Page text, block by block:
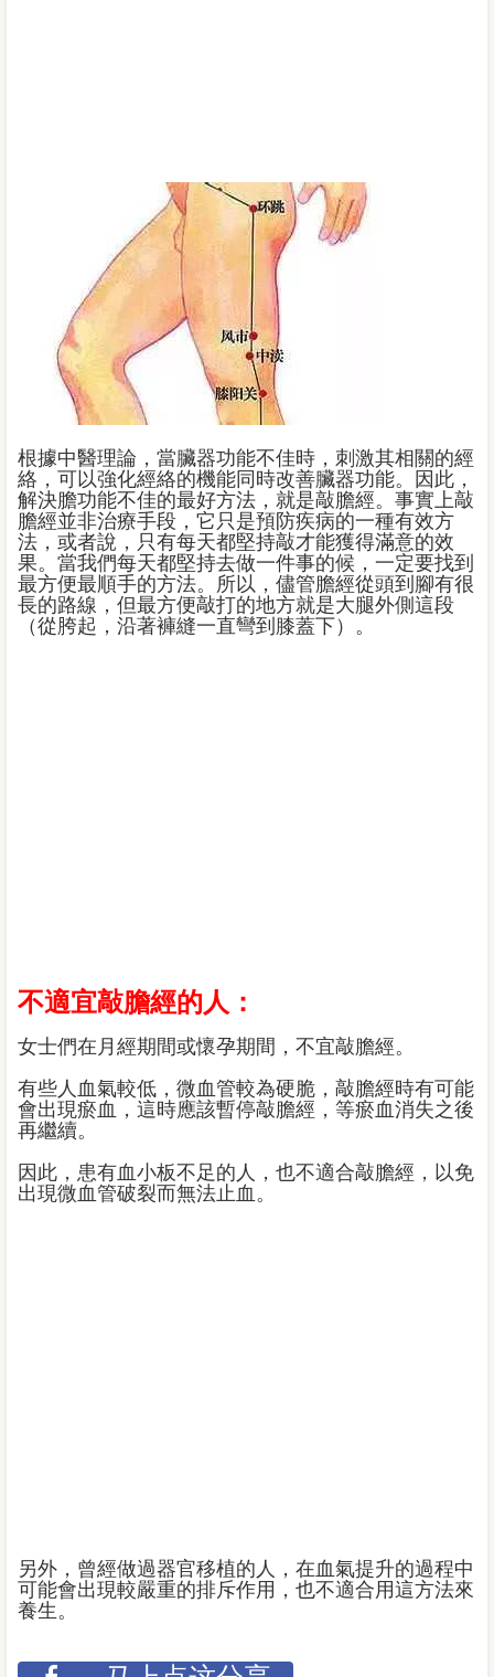
根據中醫理論，當臟器功能不佳時，刺激其相關的經
絡，可以強化經絡的機能同時改善臟器功能。因此，
解決膽功能不佳的最好方法，就是敲膽經。事實上敲
膽經並非治療手段，它只是預防疾病的一種有效方
法，或者說，只有每天都堅持敲才能獲得滿意的效
果。當我們每天都堅持去做一件事的候，一定要找到
最方便最順手的方法。所以，儘管膽經從頭到腳有很
長的路線，但最方便敲打的地方就是大腿外側這段
（從胯起，沿著褲縫一直彎到膝蓋下）。
不適宜敲膽經的人：
女士們在月經期間或懷孕期間，不宜敲膽經。
有些人血氣較低，微血管較為硬脆，敲膽經時有可能
會出現瘀血，這時應該暫停敲膽經，等瘀血消失之後
再繼續。
因此，患有血小板不足的人，也不適合敲膽經，以免
出現微血管破裂而無法止血。
另外，曾經做過器官移植的人，在血氣提升的過程中
可能會出現較嚴重的排斥作用，也不適合用這方法來
養生。